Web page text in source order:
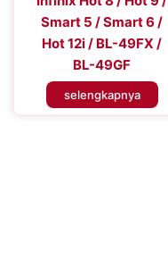
Smart 5 / Smart 6 /
Hot 12i / BL-49FX /
BL-49GF
selengkapnya